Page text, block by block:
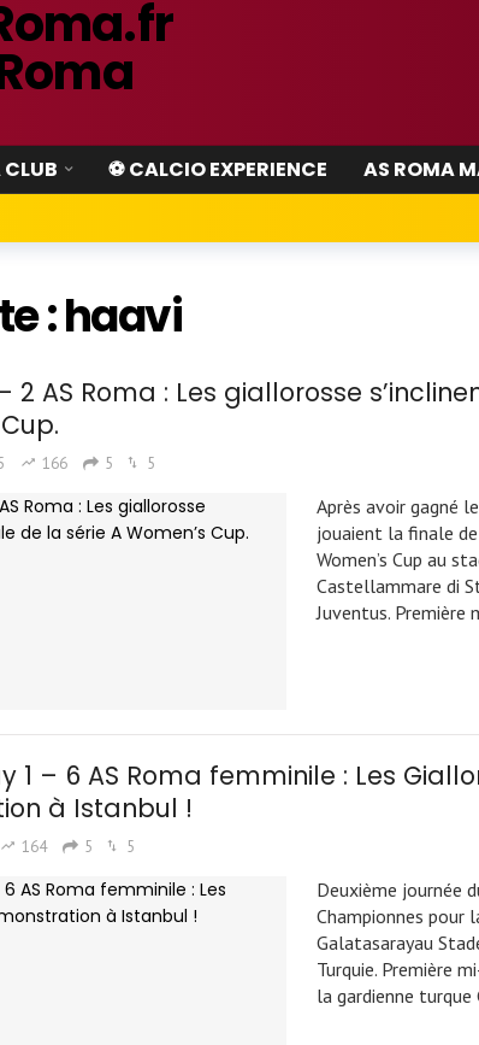
⚽ CALCIO EXPERIENCE AS ROMA
:haavi
2 AS Roma : Les giallorosse
166 5 5
Après avoir gagné
jouaient la finale
Women’s Cup au
Castellammare di
Juventus. Première
1 – 6 AS Roma femminile : Les
à Istanbul !
164 5 5
Deuxième journée
Championnes pour
Galatasarayau
Turquie. Première
la gardienne turque